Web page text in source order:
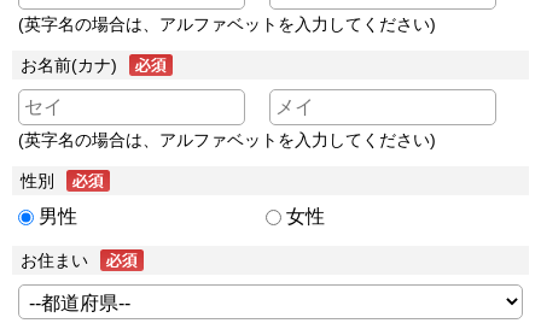
(英字名の場合は、アルファベットを入力してください)
お名前(カナ)
(英字名の場合は、アルファベットを入力してください)
性別
男性 女性
お住まい